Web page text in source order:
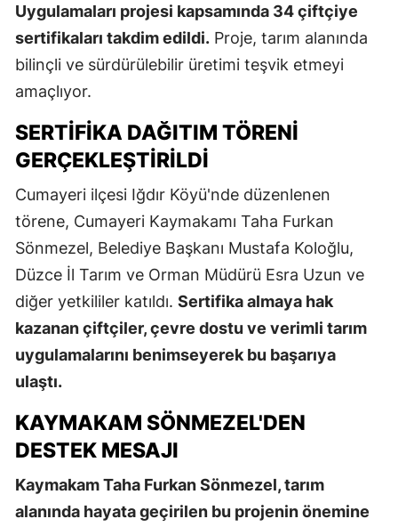
Uygulamaları projesi kapsamında 34 çiftçiye
sertifikaları takdim edildi. Proje, tarım alanında
bilinçli ve sürdürülebilir üretimi teşvik etmeyi
amaçlıyor.
SERTIFIKA DAĞITIM TÖRENI
GERÇEKLEŞTIRILDI
Cumayeri ilçesi Iğdır Köyü'nde düzenlenen
törene, Cumayeri Kaymakamı Taha Furkan
Sönmezel, Belediye Başkanı Mustafa Koloğlu,
Düzce İl Tarım ve Orman Müdürü Esra Uzun ve
diğer yetkililer katıldı. Sertifika almaya hak
kazanan çiftçiler, çevre dostu ve verimli tarım
uygulamalarını benimseyerek bu başarıya
ulaştı.
KAYMAKAM SÖNMEZEL'DEN
DESTEK MESAJI
Kaymakam Taha Furkan Sönmezel, tarım
alanında hayata geçirilen bu projenin önemine